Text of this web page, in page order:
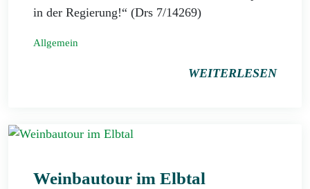
in der Regierung!“ (Drs 7/14269)
Allgemein
WEITERLESEN
Weinbautour im Elbtal